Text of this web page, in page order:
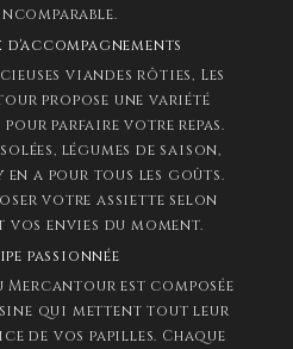
viandes rôties, Les
propose une variété
pour parfaire votre repas.
légumes de saison,
en a pour tous les goûts.
votre assiette selon
vos envies du moment.
passionnée
Mercantour est composée
qui mettent tout leur
de vos papilles. Chaque